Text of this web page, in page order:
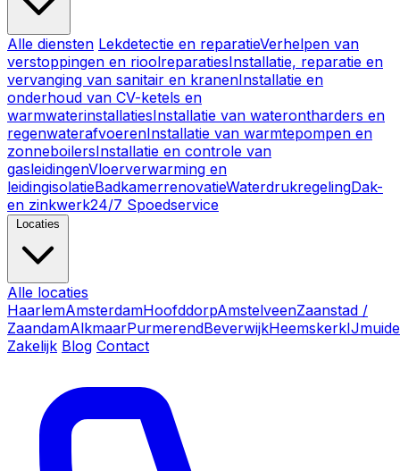
Alle diensten Lekdetectie en reparatieVerhelpen van
verstoppingen en rioolreparatiesInstallatie, reparatie en
vervanging van sanitair en kranenInstallatie en
onderhoud van CV-ketels en
warmwaterinstallatiesInstallatie van waterontharders en
regenwaterafvoerenInstallatie van warmtepompen en
zonneboilersInstallatie en controle van
gasleidingenVloerverwarming en
leidingisolatieBadkamerrenovatieWaterdrukregelingDak-
en zinkwerk24/7 Spoedservice
Alle locaties
HaarlemAmsterdamHoofddorpAmstelveenZaanstad /
ZaandamAlkmaarPurmerendBeverwijkHeemskerk
Zakelijk Blog Contact